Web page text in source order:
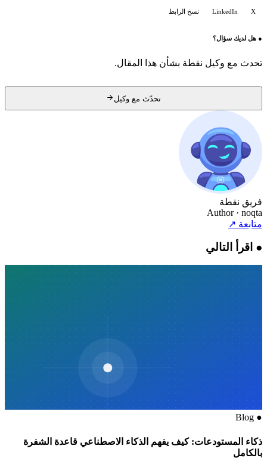
LinkedIn نسخ الرابط
●هل لديك سؤال؟
تحدث مع وكيل نقطة بشأن هذا المقال.
تحدّث مع وكيل
فريق نقطة
Author · noqta
متابعة↗
●اقرأ التالي
●
Blog
ذكاء المستودعات: كيف يفهم الذكاء الاصطناعي قاعدة الشفرة
بالكامل